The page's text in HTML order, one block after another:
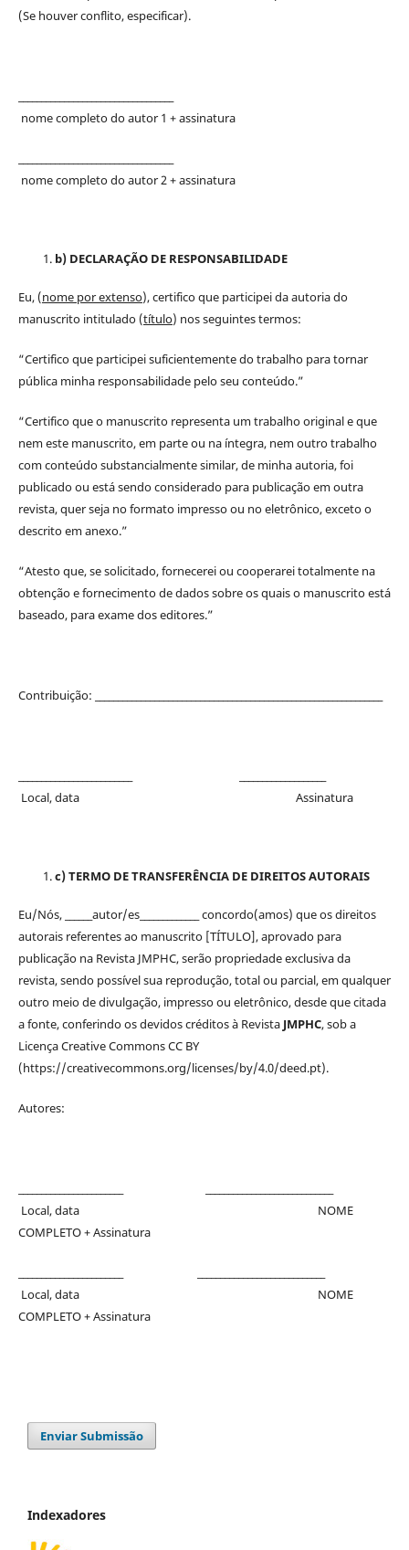
(Se houver conflito, especificar).
nome completo do autor 1 + assinatura
nome completo do autor 2 + assinatura
b) DECLARAÇÃO DE RESPONSABILIDADE
Eu, (nome por extenso), certifico que participei da autoria do
manuscrito intitulado (título) nos seguintes termos:
“Certifico que participei suficientemente do trabalho para tornar
pública minha responsabilidade pelo seu conteúdo.”
“Certifico que o manuscrito representa um trabalho original e que
nem este manuscrito, em parte ou na íntegra, nem outro trabalho
com conteúdo substancialmente similar, de minha autoria, foi
publicado ou está sendo considerado para publicação em outra
revista, quer seja no formato impresso ou no eletrônico, exceto o
descrito em anexo.”
“Atesto que, se solicitado, fornecerei ou cooperarei totalmente na
obtenção e fornecimento de dados sobre os quais o manuscrito está
baseado, para exame dos editores.”
Contribuição: _______________________________________________________________
Local, data Assinatura
c) TERMO DE TRANSFERÊNCIA DE DIREITOS AUTORAIS
Eu/Nós, ______autor/es_____________ concordo(amos) que os direitos
autorais referentes ao manuscrito [TÍTULO], aprovado para
publicação na Revista JMPHC, serão propriedade exclusiva da
revista, sendo possível sua reprodução, total ou parcial, em qualquer
outro meio de divulgação, impresso ou eletrônico, desde que citada
a fonte, conferindo os devidos créditos à Revista JMPHC, sob a
Licença Creative Commons CC BY
(https://creativecommons.org/licenses/by/4.0/deed.pt).
Autores:
Local, data NOME
COMPLETO + Assinatura
Local, data NOME
COMPLETO + Assinatura
Enviar Submissão
Indexadores